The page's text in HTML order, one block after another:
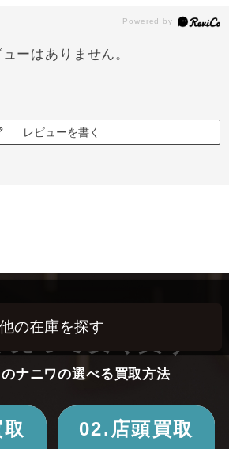
ーはありません。
レビューを書く
売って安く買う！
ナニワの選べる買取方法
02.店頭買取